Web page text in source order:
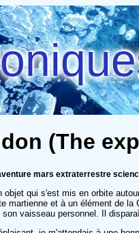
(The
mars extraterrestre
objet qui s'est mis en orbite
martienne et à un élément de
vaisseau personnel. Il